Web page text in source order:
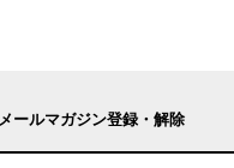
メールマガジン登録・解除